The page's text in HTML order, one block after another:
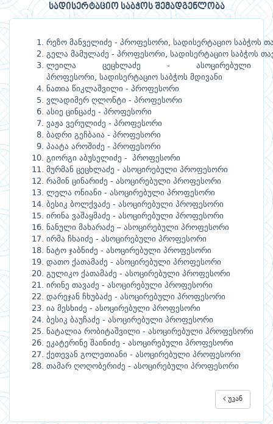
სადისერტაციო საბჭოს შემადგენლობა
რეზო მანველიძე - პროფესორი, სადისერტაციო საბჭოს
გელა მამულაძე - პროფესორი, სადისერტაციო საბჭოს
ლეილა
ცეცხლაძე - ასოცირებული
პროფესორი, სადისერტაციო საბჭოს მდივანი
ნათია წიკლაშვილი - პროფესორი
ვლადიმერ ღლონტი - პროფესორი
ასიე ცინცაძე - პროფესორი
ვაჟა ვერულიძე - პროფესორი
ბადრი გეჩბაია - პროფესორი
პაატა აროშიძე - პროფესორი
გიორგი აბუსელიძე - პროფესორი
მურმან ცეცხლაძე - ასოცირებული პროფესორი
რამინ ცინარიძე - ასოცირებული პროფესორი
ლელა ონიანი - ასოცირებული პროფესორი
ბესიკ ბოლქვაძე - ასოცირებული პროფესორი
ირინა ვაშაყმაძე - ასოცირებული პროფესორი
ნანული მახარაძე – ასოცირებული პროფესორი
ირმა ჩხაიძე - ასოცირებული პროფესორი
ნატო ჯაბნიძე - ასოცირებული პროფესორი
დათო ქათამაძე - ასოცირებული პროფესორი
გულიკო ქათამაძე - ასოცირებული პროფესორი
ირინე თავაძე - ასოცირებული პროფესორი
დარეჯან ჩხუბაძე - ასოცირებული პროფესორი
ია მესხიძე - ასოცირებული პროფესორი
ბესიკ ბაუჩაძე - ასოცირებული პროფესორი
ნატალია რობიტაშვილი - ასოცირებული პროფესორი
ეკატერინე შაინიძე - ასოცირებული პროფესორი
ქეთევან გოლეთიანი - ასოცირებული პროფესორი
თამარ ღოღობერიძე - ასოცირებული პროფესორი
უკან